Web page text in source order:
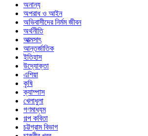
অনান্য
অপরাধ ও আইন
অভিবাসীদের নির্মম জীবন
অর্থনীতি
আত্মসাৎ
আন্তর্জাতিক
ইতিহাস
উদ্যোক্তা
এশিয়া
কৃষি
ক্যাম্পাস
খেলাধুলা
গণমাধ্যম
গল্প ক‌বিতা
চট্টগ্রাম বিভাগ